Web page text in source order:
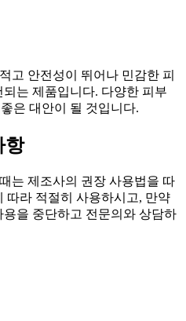
고 안전성이 뛰어나 민감한 피
는 제품입니다. 다양한 피부
은 대안이 될 것입니다.
항
는 제조사의 권장 사용법을 따
따라 적절히 사용하시고, 만약
을 중단하고 전문의와 상담하